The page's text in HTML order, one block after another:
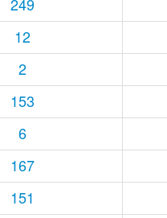
12
2
153
6
167
151